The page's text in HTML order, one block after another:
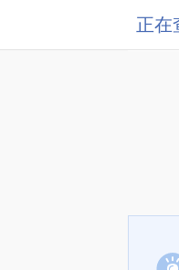
正在